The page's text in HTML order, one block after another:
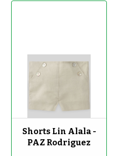
-70%
Shorts Lin Alala -
PAZ Rodriguez